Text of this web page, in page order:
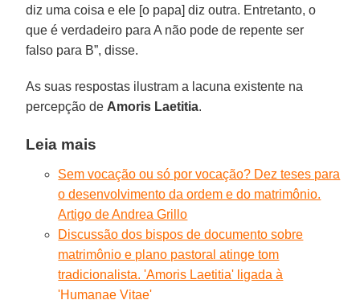
diz uma coisa e ele [o papa] diz outra. Entretanto, o
que é verdadeiro para A não pode de repente ser
falso para B”, disse.
As suas respostas ilustram a lacuna existente na
percepção de Amoris Laetitia.
Leia mais
Sem vocação ou só por vocação? Dez teses para
o desenvolvimento da ordem e do matrimônio.
Artigo de Andrea Grillo
Discussão dos bispos de documento sobre
matrimônio e plano pastoral atinge tom
tradicionalista. 'Amoris Laetitia' ligada à
'Humanae Vitae'